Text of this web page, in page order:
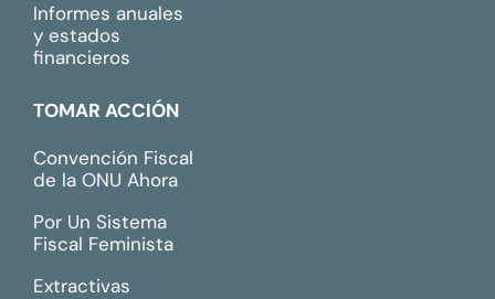
Informes anuales
y estados
financieros
TOMAR ACCIÓN
Convención Fiscal
de la ONU Ahora
Por Un Sistema
Fiscal Feminista
Extractivas